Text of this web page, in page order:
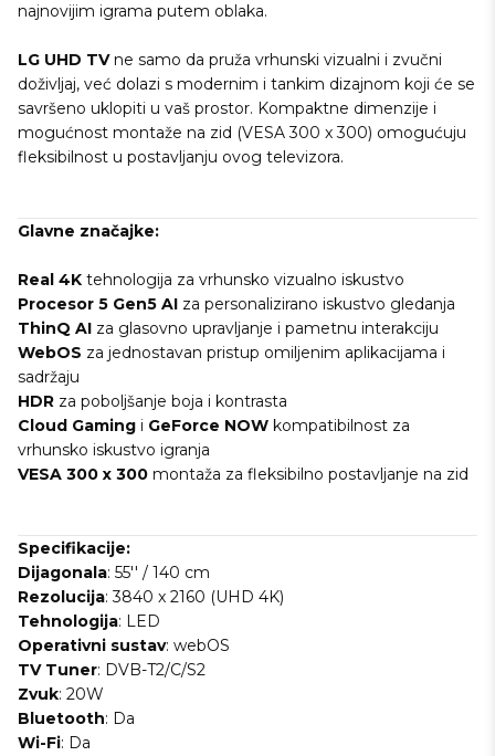
najnovijim igrama putem oblaka.
LG UHD TVne samo da pruža vrhunski vizualni i zvučni
doživljaj, već dolazi s modernim i tankim dizajnom koji će se
savršeno uklopiti u vaš prostor. Kompaktne dimenzije i
mogućnost montaže na zid (VESA 300 x 300) omogućuju
fleksibilnost u postavljanju ovog televizora.
Glavne značajke:
Real 4K tehnologija za vrhunsko vizualno iskustvo
Procesor 5 Gen5 AI za personalizirano iskustvo gledanja
ThinQ AI za glasovno upravljanje i pametnu interakciju
WebOS za jednostavan pristup omiljenim aplikacijama i
sadržaju
HDR za poboljšanje boja i kontrasta
Cloud Gaming i GeForce NOW kompatibilnost za
vrhunsko iskustvo igranja
VESA 300 x 300 montaža za fleksibilno postavljanje na zid
Specifikacije:
Dijagonala: 55'' / 140 cm
Rezolucija: 3840 x 2160 (UHD 4K)
Tehnologija: LED
Operativni sustav: webOS
TV Tuner: DVB-T2/C/S2
Zvuk: 20W
Bluetooth: Da
Wi-Fi: Da